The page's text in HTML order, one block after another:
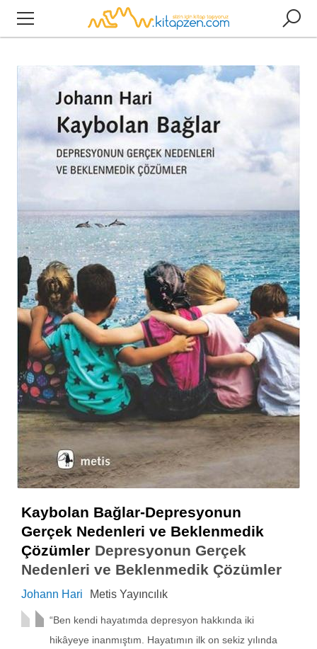
Kaybolan Bağlar-Depresyonun
Gerçek Nedenleri ve Beklenmedik
Çözümler Depresyonun Gerçek
Nedenleri ve Beklenmedik Çözümler
Johann Hari Metis Yayıncılık
“Ben kendi hayatımda depresyon hakkında iki
hikâyeye inanmıştım. Hayatımın ilk on sekiz yılında